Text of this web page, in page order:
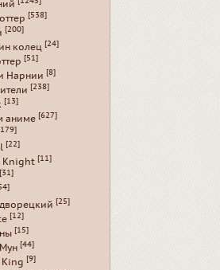
[538]
[200]
колец [24]
[51]
Нарнии [8]
[238]
[13]
аниме [627]
[22]
Knight [11]
[31]
[25]
[12]
[15]
[44]
King [9]